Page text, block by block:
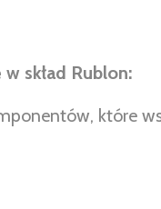
skład Rublon:
które